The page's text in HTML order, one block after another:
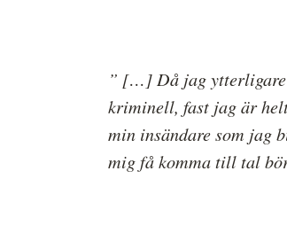
” […] Då jag ytterligare
kriminell, fast jag är
min insändare som jag
mig få komma till tal